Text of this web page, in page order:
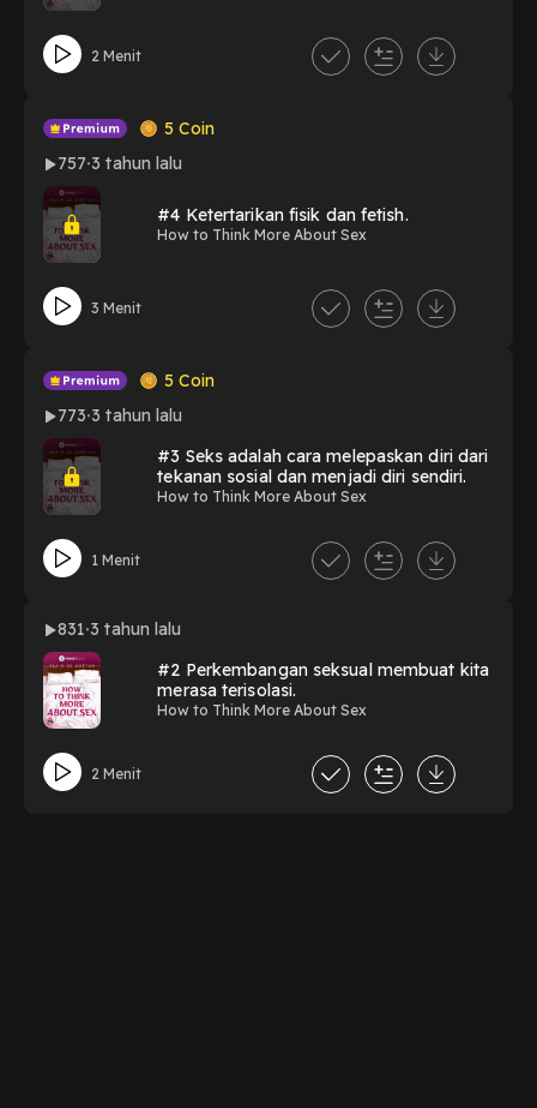
2 Menit
5 Coin
757 3 tahun lalu
#4 Ketertarikan fisik dan fetish.
How to Think More About Sex
3 Menit
5 Coin
773 3 tahun lalu
#3 Seks adalah cara melepaskan diri dari
tekanan sosial dan menjadi diri sendiri.
How to Think More About Sex
1 Menit
831 3 tahun lalu
#2 Perkembangan seksual membuat kita
merasa terisolasi.
How to Think More About Sex
2 Menit